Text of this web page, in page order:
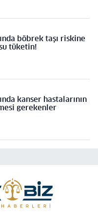
böbrek taşı riskine
tüketin!
kanser hastalarının
gerekenler